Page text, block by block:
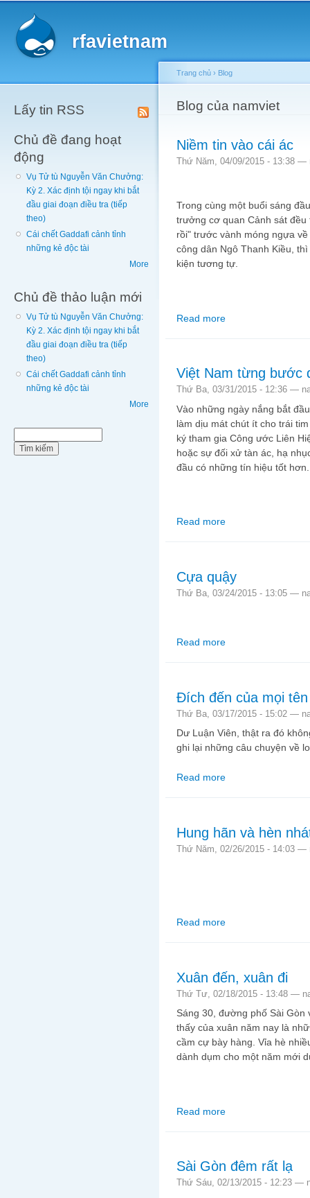
rfavietnam
Lấy tin RSS
Chủ đề đang hoạt
động
Vụ Tử tù Nguyễn Văn Chưởng:
Kỳ 2. Xác định tội ngay khi bắt
đầu giai đoạn điều tra (tiếp
theo)
Cái chết Gaddafi cảnh tỉnh
những kẻ độc tài
More
Chủ đề thảo luận mới
Vụ Tử tù Nguyễn Văn Chưởng:
Kỳ 2. Xác định tội ngay khi bắt
đầu giai đoạn điều tra (tiếp
theo)
Cái chết Gaddafi cảnh tỉnh
những kẻ độc tài
More
You are here
Trang chủ › Blog
Blog của namviet
Niềm tin vào cái ác
Thứ Năm, 04/09/2015 - 13:38 —
Trong cùng một buổi sáng
trưởng cơ quan Cảnh sát đều
rồi" trước vành móng ngựa
công dân Ngô Thanh Kiều,
kiện tương tự.
Read more
Việt Nam từng bước
Thứ Ba, 03/31/2015 - 12:36 —
Vào những ngày nắng bắt
làm dịu mát chút ít cho trái
ký tham gia Công ước Liên
hoặc sự đối xử tàn ác, hạ
đầu có những tín hiệu tốt hơn.
Read more
Cựa quậy
Thứ Ba, 03/24/2015 - 13:05 —
Read more
Đích đến của mọi
Thứ Ba, 03/17/2015 - 15:02 —
Dư Luận Viên, thật ra đó
ghi lại những câu chuyện về
Read more
Hung hãn và hèn
Thứ Năm, 02/26/2015 - 14:03 —
Read more
Xuân đến, xuân đi
Thứ Tư, 02/18/2015 - 13:48 —
Sáng 30, đường phố Sài
thấy của xuân năm nay là
cầm cự bày hàng. Vỉa hè
dành dụm cho một năm mới
Read more
Sài Gòn đêm rất lạ
Thứ Sáu, 02/13/2015 - 12:23 —